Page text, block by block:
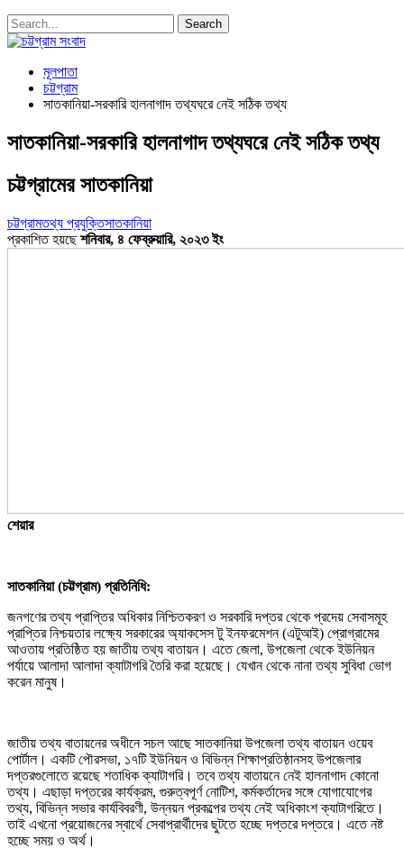
মূলপাতা
চট্টগ্রাম
সাতকানিয়া-সরকারি হালনাগাদ তথ্যঘরে নেই সঠিক তথ্য
সাতকানিয়া-সরকারি হালনাগাদ তথ্যঘরে নেই সঠিক তথ্য
চট্টগ্রামের সাতকানিয়া
চট্টগ্রামতথ্য প্রযুক্তিসাতকানিয়া
প্রকাশিত হয়ছেশনিবার, ৪ ফেব্রুয়ারি, ২০২৩ ইং
শেয়ার
সাতকানিয়া (চট্টগ্রাম) প্রতিনিধি:
জনগণের তথ্য প্রাপ্তির অধিকার নিশ্চিতকরণ ও সরকারি দপ্তর থেকে প্রদেয় সেবাসমূহ
প্রাপ্তির নিশ্চয়তার লক্ষ্যে সরকারের অ্যাকসেস টু ইনফরমেশন (এটুআই) প্রোগ্রামের
আওতায় প্রতিষ্ঠিত হয় জাতীয় তথ্য বাতায়ন। এতে জেলা, উপজেলা থেকে ইউনিয়ন
পর্যায়ে আলাদা আলাদা ক্যাটাগরি তৈরি করা হয়েছে। যেখান থেকে নানা তথ্য সুবিধা ভোগ
করেন মানুষ।
জাতীয় তথ্য বাতায়নের অধীনে সচল আছে সাতকানিয়া উপজেলা তথ্য বাতায়ন ওয়েব
পোর্টাল। একটি পৌরসভা, ১৭টি ইউনিয়ন ও বিভিন্ন শিক্ষাপ্রতিষ্ঠানসহ উপজেলার
দপ্তরগুলোতে রয়েছে শতাধিক ক্যাটাগরি। তবে তথ্য বাতায়নে নেই হালনাগাদ কোনো
তথ্য। এছাড়া দপ্তরের কার্যক্রম, গুরুত্বপূর্ণ নোটিশ, কর্মকর্তাদের সঙ্গে যোগাযোগের
তথ্য, বিভিন্ন সভার কার্যবিবরণী, উন্নয়ন প্রকল্পের তথ্য নেই অধিকাংশ ক্যাটাগরিতে।
তাই এখনো প্রয়োজনের স্বার্থে সেবাপ্রার্থীদের ছুটতে হচ্ছে দপ্তরে দপ্তরে। এতে নষ্ট
হচ্ছে সময় ও অর্থ।